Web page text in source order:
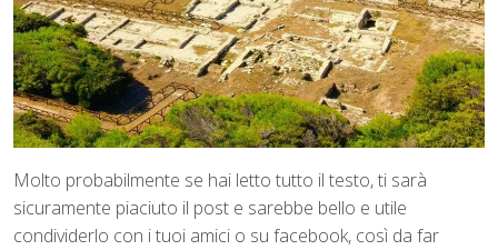
Molto probabilmente se hai letto tutto il testo, ti sarà
sicuramente piaciuto il post e sarebbe bello e utile
condividerlo con i tuoi amici o su facebook, così da far